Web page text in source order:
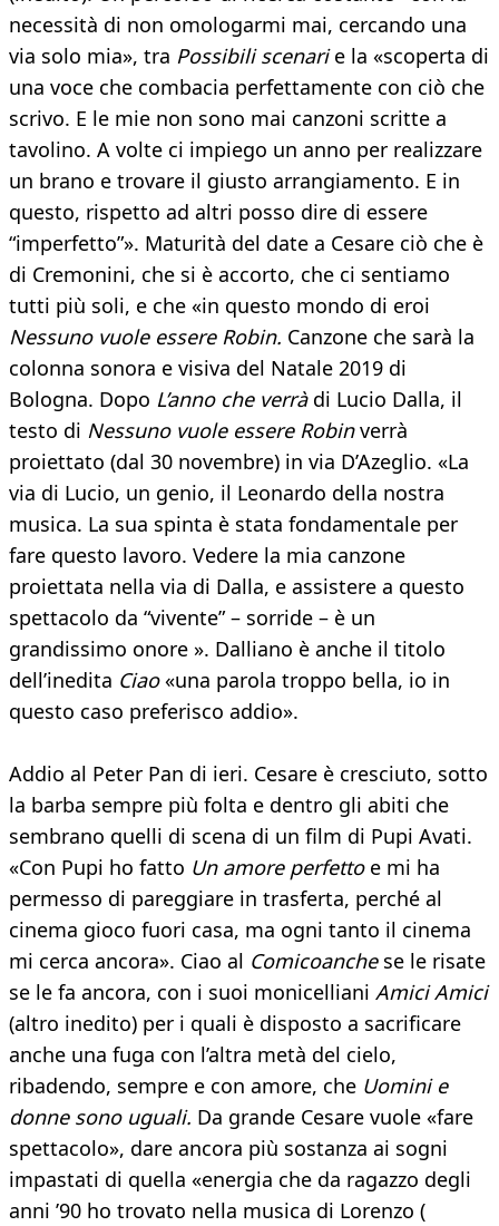
necessità di non omologarmi mai, cercando una
via solo mia», tra Possibili scenarie la «scoperta di
una voce che combacia perfettamente con ciò che
scrivo. E le mie non sono mai canzoni scritte a
tavolino. A volte ci impiego un anno per realizzare
un brano e trovare il giusto arrangiamento. E in
questo, rispetto ad altri posso dire di essere
“imperfetto”». Maturità del date a Cesare ciò che è
di Cremonini, che si è accorto, che ci sentiamo
tutti più soli, e che «in questo mondo di eroi
Nessuno vuole essere Robin. Canzone che sarà la
colonna sonora e visiva del Natale 2019 di
Bologna. Dopo L’anno che verràdi Lucio Dalla, il
testo di Nessuno vuole essere Robinverrà
proiettato (dal 30 novembre) in via D’Azeglio. «La
via di Lucio, un genio, il Leonardo della nostra
musica. La sua spinta è stata fondamentale per
fare questo lavoro. Vedere la mia canzone
proiettata nella via di Dalla, e assistere a questo
spettacolo da “vivente” – sorride – è un
grandissimo onore ». Dalliano è anche il titolo
dell’inedita Ciao«una parola troppo bella, io in
questo caso preferisco addio».
Addio al Peter Pan di ieri. Cesare è cresciuto, sotto
la barba sempre più folta e dentro gli abiti che
sembrano quelli di scena di un film di Pupi Avati.
«Con Pupi ho fatto Un amore perfettoe mi ha
permesso di pareggiare in trasferta, perché al
cinema gioco fuori casa, ma ogni tanto il cinema
mi cerca ancora». Ciao al Comicoanchese le risate
se le fa ancora, con i suoi monicelliani Amici Amici
(altro inedito) per i quali è disposto a sacrificare
anche una fuga con l’altra metà del cielo,
ribadendo, sempre e con amore, che Uomini e
donne sono uguali. Da grande Cesare vuole «fare
spettacolo», dare ancora più sostanza ai sogni
impastati di quella «energia che da ragazzo degli
anni ’90 ho trovato nella musica di Lorenzo (